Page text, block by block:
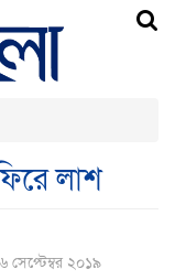
লাশ
সেপ্টেম্বর ২০১৯